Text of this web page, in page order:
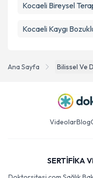
Ana Sayfa Bilissel Ve
Kocaeli Bireysel
Kocaeli Kaygı
VideolarBlog
SERTİFİKA